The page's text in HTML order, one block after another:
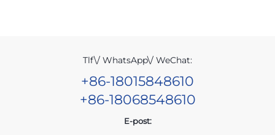
Tlf\/ WhatsApp\/ WeChat:
+86-18015848610
+86-18068548610
E-post: